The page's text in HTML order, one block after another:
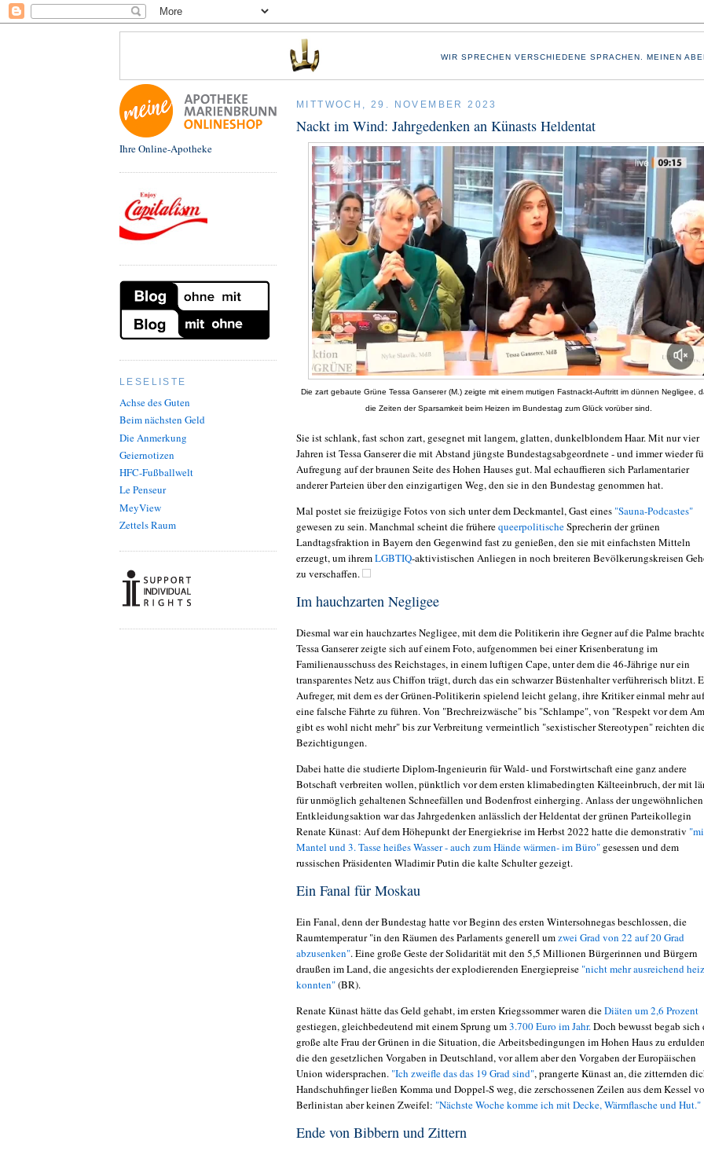
WIR SPRECHEN VERSCHIEDENE SPRACHEN. MEINEN
Ihre Online-Apotheke
LESELISTE
Achse des Guten
Beim nächsten Geld
Die Anmerkung
Geiernotizen
HFC-Fußballwelt
Le Penseur
MeyView
Zettels Raum
MITTWOCH, 29. NOVEMBER 2023
Nackt im Wind: Jahrgedenken an Künasts Heldentat
Die zart gebaute Grüne Tessa Ganserer (M.) zeigte mit einem mutigen Fastnackt-Auftritt im dünnen Negligee,
die Zeiten der Sparsamkeit beim Heizen im Bundestag zum Glück vorüber sind.
Sie ist schlank, fast schon zart, gesegnet mit langem, glatten, dunkelblondem Haar. Mit nur vier
Jahren ist Tessa Ganserer die mit Abstand jüngste Bundestagsabgeordnete - und immer wieder
Aufregung auf der braunen Seite des Hohen Hauses gut. Mal echauffieren sich Parlamentarier
anderer Parteien über den einzigartigen Weg, den sie in den Bundestag genommen hat.
Mal postet sie freizügige Fotos von sich unter dem Deckmantel, Gast eines "Sauna-Podcastes"
gewesen zu sein. Manchmal scheint die früherequeerpolitischeSprecherin der grünen
Landtagsfraktion in Bayern den Gegenwind fast zu genießen, den sie mit einfachsten Mitteln
erzeugt, um ihremLGBTIQ-aktivistischen Anliegen in noch breiteren Bevölkerungskreisen
zu verschaffen.
Im hauchzarten Negligee
Diesmal war ein hauchzartes Negligee, mit dem die Politikerin ihre Gegner auf die Palme
Tessa Ganserer zeigte sich auf einem Foto, aufgenommen bei einer Krisenberatung im
Familienausschuss des Reichstages, in einem luftigen Cape, unter dem die 46-Jährige nur ein
transparentes Netz aus Chiffon trägt, durch das ein schwarzer Büstenhalter verführerisch blitzt.
Aufreger, mit dem es der Grünen-Politikerin spielend leicht gelang, ihre Kritiker einmal mehr auf
eine falsche Fährte zu führen. Von "Brechreizwäsche" bis "Schlampe", von "Respekt vor dem
gibt es wohl nicht mehr" bis zur Verbreitung vermeintlich "sexistischer Stereotypen" reichten
Bezichtigungen.
Dabei hatte die studierte Diplom-Ingenieurin für Wald- und Forstwirtschaft eine ganz andere
Botschaft verbreiten wollen, pünktlich vor dem ersten klimabedingten Kälteeinbruch, der mit
für unmöglich gehaltenen Schneefällen und Bodenfrost einherging. Anlass der ungewöhnlichen
Entkleidungsaktion war das Jahrgedenken anlässlich der Heldentat der grünen Parteikollegin
Renate Künast: Auf dem Höhepunkt der Energiekrise im Herbst 2022 hatte die demonstrativ "
Mantel und 3. Tasse heißes Wasser - auch zum Hände wärmen- im Büro" gesessen und dem
russischen Präsidenten Wladimir Putin die kalte Schulter gezeigt.
Ein Fanal für Moskau
Ein Fanal, denn der Bundestag hatte vor Beginn des ersten Wintersohnegasbeschlossen, die
Raumtemperatur "in den Räumen des Parlaments generell umzwei Grad von 22 auf 20 Grad
abzusenken". Eine große Geste der Solidarität mit den 5,5 Millionen Bürgerinnen und Bürgern
draußen im Land, die angesichts der explodierenden Energiepreise "nicht mehr ausreichend
konnten"(BR).
Renate Künast hätte das Geld gehabt, im ersten Kriegssommer waren dieDiäten um 2,6 Prozent
gestiegen, gleichbedeutend mit einem Sprung um3.700 Euro im Jahr. Doch bewusst begab sich
große alte Frau der Grünen in die Situation, die Arbeitsbedingungen im Hohen Haus zu
die den gesetzlichen Vorgaben in Deutschland, vor allem aber den Vorgaben der Europäischen
Union widersprachen. "Ich zweifle das das 19 Grad sind", prangerte Künast an, die zitternden
Handschuhfinger ließen Komma und Doppel-S weg, die zerschossenen Zeilen aus dem Kessel
Berlinistan aber keinen Zweifel: "Nächste Woche komme ich mit Decke, Wärmflasche und Hut."
Ende von Bibbern und Zittern